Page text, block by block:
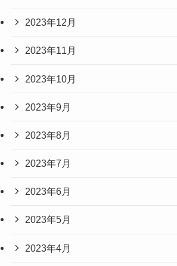
2023年12月
2023年11月
2023年10月
2023年9月
2023年8月
2023年7月
2023年6月
2023年5月
2023年4月